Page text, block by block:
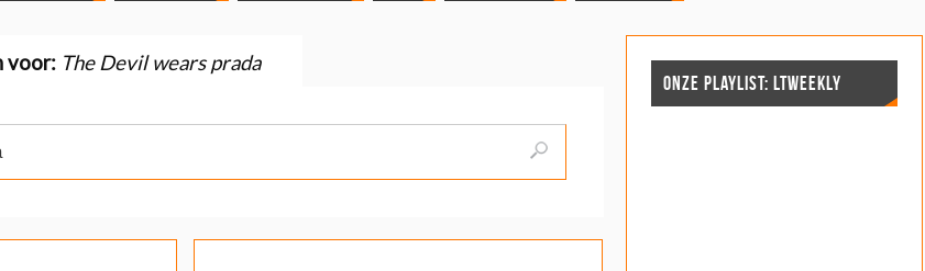
voor: The Devil wears prada
ONZE PLAYLIST: LTWEEKLY